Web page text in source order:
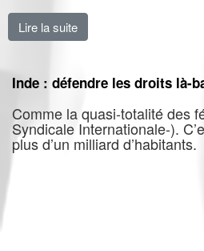
Lire la suite
Inde : défendre les droits là-
Comme la quasi-totalité des
Syndicale Internationale-).
plus d’un milliard d’habitants.